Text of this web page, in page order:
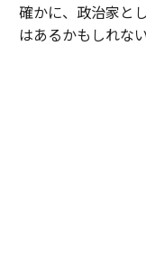
確かに、政治家と
はあるかもしれな